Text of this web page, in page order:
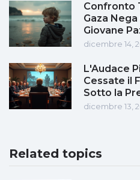
Confronto
Gaza
Giovane
dicembre 14,
L'Audace
Cessate il
Sotto la
dicembre 13,
Related topics